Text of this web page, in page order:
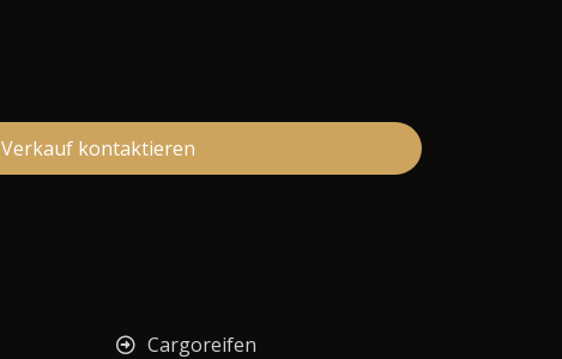
Verkauf kontaktieren
Cargoreifen